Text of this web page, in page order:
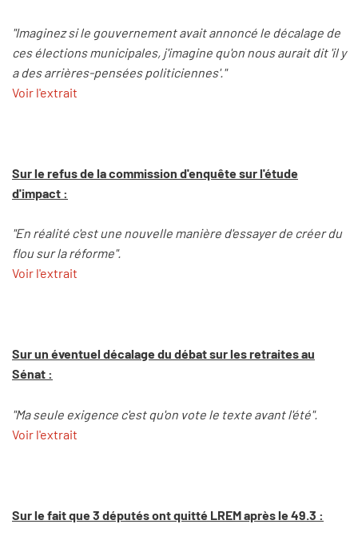
"Imaginez si le gouvernement avait annoncé le décalage de
ces élections municipales, j'imagine qu'on nous aurait dit 'il y
a des arrières-pensées politiciennes'."
Voir l'extrait
Sur le refus de la commission d'enquête sur l'étude
d'impact :
"En réalité c'est une nouvelle manière d'essayer de créer du
flou sur la réforme".
Voir l'extrait
Sur un éventuel décalage du débat sur les retraites au
Sénat :
"Ma seule exigence c'est qu'on vote le texte avant l'été".
Voir l'extrait
Sur le fait que 3 députés ont quitté LREM après le 49.3 :